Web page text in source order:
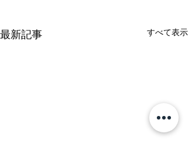
最新記事 すべて表示